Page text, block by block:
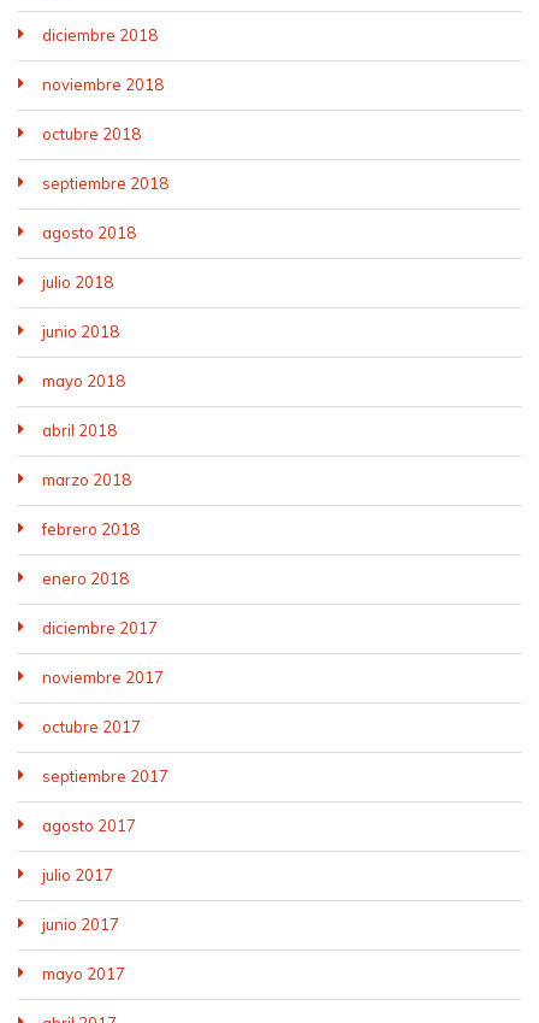
diciembre 2018
noviembre 2018
octubre 2018
septiembre 2018
agosto 2018
julio 2018
junio 2018
mayo 2018
abril 2018
marzo 2018
febrero 2018
enero 2018
diciembre 2017
noviembre 2017
octubre 2017
septiembre 2017
agosto 2017
julio 2017
junio 2017
mayo 2017